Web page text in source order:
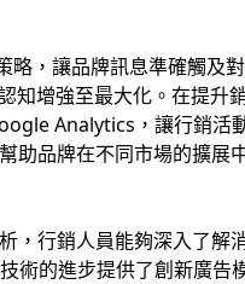
略，讓品牌訊息準確觸及
知增強至最大化。在提升
Analytics，讓行銷活
助品牌在不同市場的擴展
，行銷人員能夠深入了解
術的進步提供了創新廣告